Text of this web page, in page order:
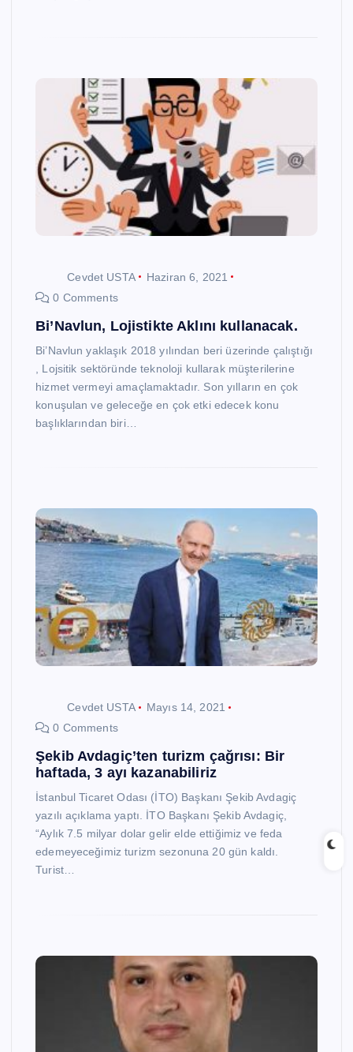
Cevdet USTA
Haziran 6, 2021
0 Comments
Bi’Navlun, Lojistikte Aklını kullanacak.
Bi’Navlun yaklaşık 2018 yılından beri üzerinde çalıştığı
, Lojsitik sektöründe teknoloji kullarak müşterilerine
hizmet vermeyi amaçlamaktadır. Son yılların en çok
konuşulan ve geleceğe en çok etki edecek konu
başlıklarından biri…
Cevdet USTA
Mayıs 14, 2021
0 Comments
Şekib Avdagiç’ten turizm çağrısı: Bir
haftada, 3 ayı kazanabiliriz
İstanbul Ticaret Odası (İTO) Başkanı Şekib Avdagiç
yazılı açıklama yaptı. İTO Başkanı Şekib Avdagiç,
“Aylık 7.5 milyar dolar gelir elde ettiğimiz ve feda
edemeyeceğimiz turizm sezonuna 20 gün kaldı.
Turist…